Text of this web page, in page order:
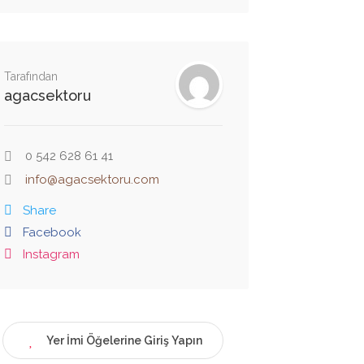
Tarafından
agacsektoru
0 542 628 61 41
info@agacsektoru.com
Share
Facebook
Instagram
Yer İmi Öğelerine Giriş Yapın